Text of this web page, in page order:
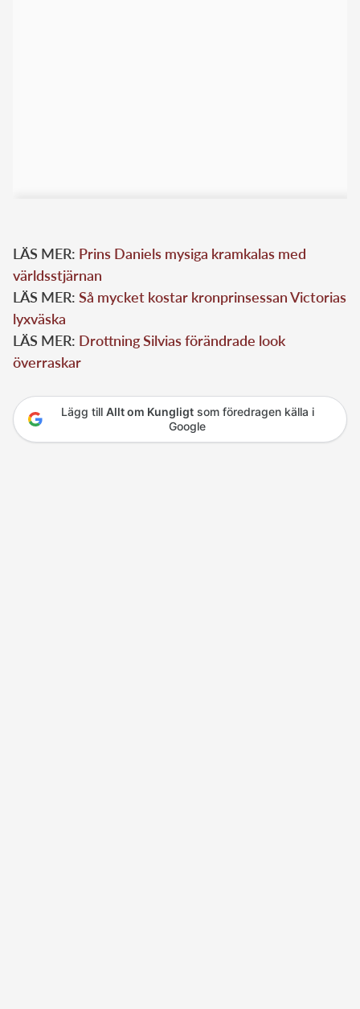
LÄS MER: Prins Daniels mysiga kramkalas med
världsstjärnan
LÄS MER: Så mycket kostar kronprinsessan Victorias
lyxväska
LÄS MER: Drottning Silvias förändrade look
överraskar
Lägg till Allt om Kungligtsom föredragen källa i
Google